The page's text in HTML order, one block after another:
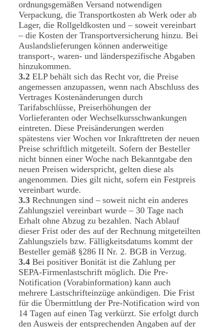
ordnungsgemäßen Versand notwendigen
Verpackung, die Transportkosten ab Werk oder ab
Lager, die Rollgeldkosten und – soweit vereinbart
– die Kosten der Transportversicherung hinzu. Bei
Auslandslieferungen können anderweitige
transport-, waren- und länderspezifische Abgaben
hinzukommen.
3.2 ELP behält sich das Recht vor, die Preise
angemessen anzupassen, wenn nach Abschluss des
Vertrages Kostenänderungen durch
Tarifabschlüsse, Preiserhöhungen der
Vorlieferanten oder Wechselkursschwankungen
eintreten. Diese Preisänderungen werden
spätestens vier Wochen vor Inkrafttreten der neuen
Preise schriftlich mitgeteilt. Sofern der Besteller
nicht binnen einer Woche nach Bekanntgabe den
neuen Preisen widerspricht, gelten diese als
angenommen. Dies gilt nicht, sofern ein Festpreis
vereinbart wurde.
3.3 Rechnungen sind – soweit nicht ein anderes
Zahlungsziel vereinbart wurde – 30 Tage nach
Erhalt ohne Abzug zu bezahlen. Nach Ablauf
dieser Frist oder des auf der Rechnung mitgeteilten
Zahlungsziels bzw. Fälligkeitsdatums kommt der
Besteller gemäß §286 II Nr. 2. BGB in Verzug.
3.4 Bei positiver Bonität ist die Zahlung per
SEPA-Firmenlastschrift möglich. Die Pre-
Notification (Vorabinformation) kann auch
mehrere Lastschrifteinzüge ankündigen. Die Frist
für die Übermittlung der Pre-Notification wird von
14 Tagen auf einen Tag verkürzt. Sie erfolgt durch
den Ausweis der entsprechenden Angaben auf der